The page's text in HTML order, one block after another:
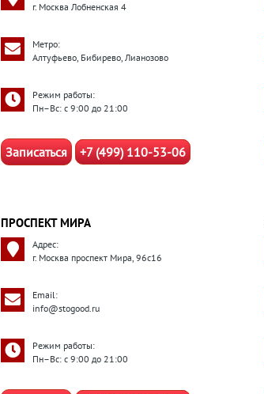
г. Москва Лобненская 4
Метро:
Алтуфьево, Бибирево, Лианозово
Режим работы:
Пн–Вс: с 9:00 до 21:00
Записаться +7 (499) 110-53-06
ПРОСПЕКТ МИРА
Адрес:
г. Москва проспект Мира, 96с16
Email:
info@stogood.ru
Режим работы:
Пн–Вс: с 9:00 до 21:00